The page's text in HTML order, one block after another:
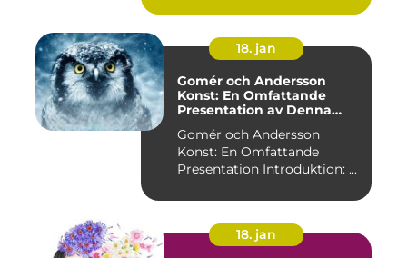
18. jan
Gomér och Andersson
Konst: En Omfattande
Presentation av Denna
Gomér och Andersson
Konst: En Omfattande
Presentation Introduktion: ...
18. jan